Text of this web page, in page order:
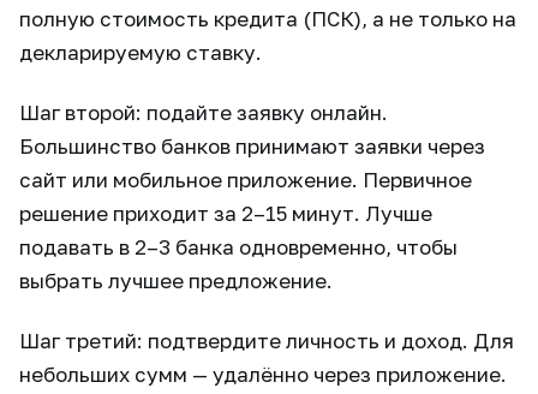
полную стоимость кредита (ПСК), а не только на
декларируемую ставку.
Шаг второй: подайте заявку онлайн.
Большинство банков принимают заявки через
сайт или мобильное приложение. Первичное
решение приходит за 2–15 минут. Лучше
подавать в 2–3 банка одновременно, чтобы
выбрать лучшее предложение.
Шаг третий: подтвердите личность и доход. Для
небольших сумм — удалённо через приложение.